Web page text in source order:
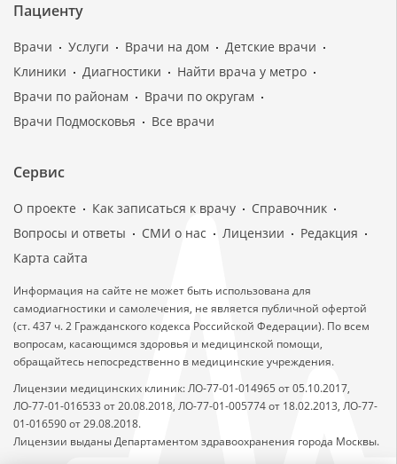
Пациенту
Врачи Услуги Врачи на дом
Детские врачи
Клиники
Диагностики
Найти врача у метро
Врачи по районам
Врачи по округам
Врачи Подмосковья
Все врачи
Сервис
О проекте Как записаться к врачу
Справочник
Вопросы и ответы
СМИ о нас Лицензии
Редакция
Карта сайта
Информация на сайте не может быть использована для
самодиагностики и самолечения, не является публичной офертой
(ст. 437 ч. 2 Гражданского кодекса Российской Федерации). По всем
вопросам, касающимся здоровья и медицинской помощи,
обращайтесь непосредственно в медицинские учреждения.
Лицензии медицинских клиник: ЛО-77-01-014965 от 05.10.2017,
ЛО-77-01-016533 от 20.08.2018, ЛО-77-01-005774 от 18.02.2013, ЛО-77-
01-016590 от 29.08.2018.
Лицензии выданы Департаментом здравоохранения города Москвы.